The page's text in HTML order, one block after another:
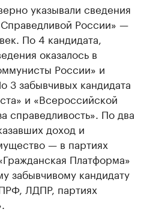
указывали сведения
России» —
По 4 кандидата,
оказалось в
России» и
3 забывчивых кандидата
и «Всероссийской
справедливость». По два
доход и
​— в партиях
Платформа»
забывчивому кандидату
ЛДПР, партиях